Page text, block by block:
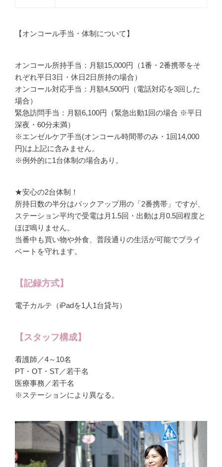
【オンコール手当・体制について】
オンコール所持手当：月額15,000円（1番・2番携帯をそ
れぞれ平日3日・休日2日所持の場合）
オンコール対応手当：月額4,500円（電話対応を3回した
場合）
緊急訪問手当：月額6,100円（緊急出動1回の場合 ※平日
深夜・60分未満）
※エンゼルケア手当(オンコール時間帯のみ・1回14,000
円)は上記に含みません。
※例外的に1台体制の場合あり。
★安心の2台体制！
所持日数の半分はバックアップ用の「2番携帯」ですが、
ステーション平均で受電は月1.5回・出動は月0.5回程度と
ほぼ鳴りません。
当番中も買い物や外食、普段通りの生活が可能でプライ
ベートを守れます。
【記録方式】
電子カルテ（iPadを1人1台貸与）
【スタッフ構成】
看護師／4～10名
PT・OT・ST／若干名
医療事務／若干名
※ステーションにより異なる。